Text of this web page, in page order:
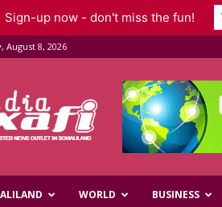
August 8, 2026
WORLD BUSINESS
Sign-up now - don't miss the fun!